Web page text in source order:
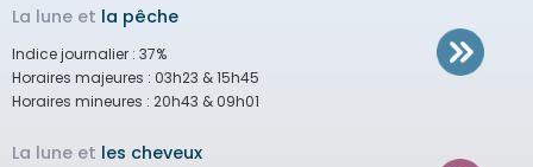
La lune et la pêche
Indice journalier : 37%
Horaires majeures : 03h23 & 15h45
Horaires mineures : 20h43 & 09h01
La lune et les cheveux